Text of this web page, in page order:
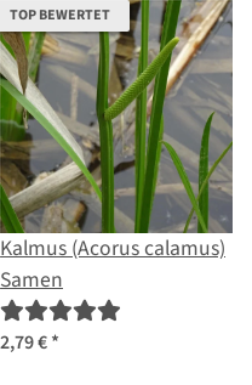
TOP BEWERTET
Kalmus (Acorus calamus)
Samen
2,79 €*